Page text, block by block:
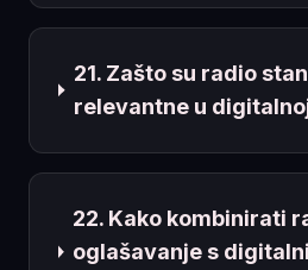
21. Zašto su radio
relevantne u
22. Kako kombinirati
oglašavanje s